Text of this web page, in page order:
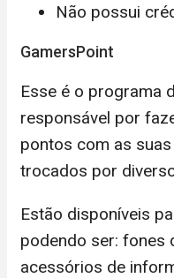
Não possui
GamersPoint
Esse é o programa
responsável por
pontos com as
trocados por
Estão disponíveis
podendo ser: fones
acessórios de